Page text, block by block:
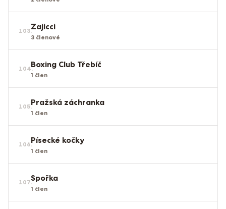
103.Zajicci
3 členové
104.Boxing Club Třebíč
1 člen
105.Pražská záchranka
1 člen
106.Písecké kočky
1 člen
107.Spořka
1 člen